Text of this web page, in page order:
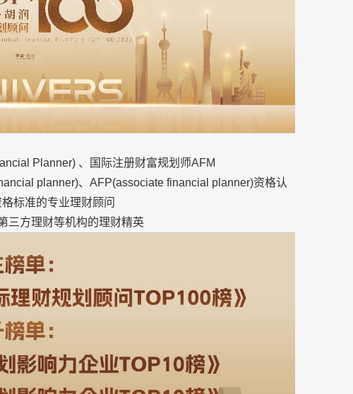
Planner) 、国际注册财富规划师AFM
planner)、AFP(associate financial planner)资格认
标准的专业理财顾问
三方理财等机构的理财精英